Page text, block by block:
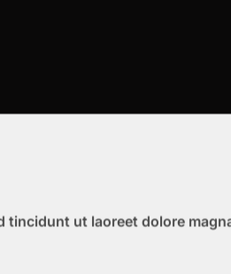
tincidunt ut laoreet dolore